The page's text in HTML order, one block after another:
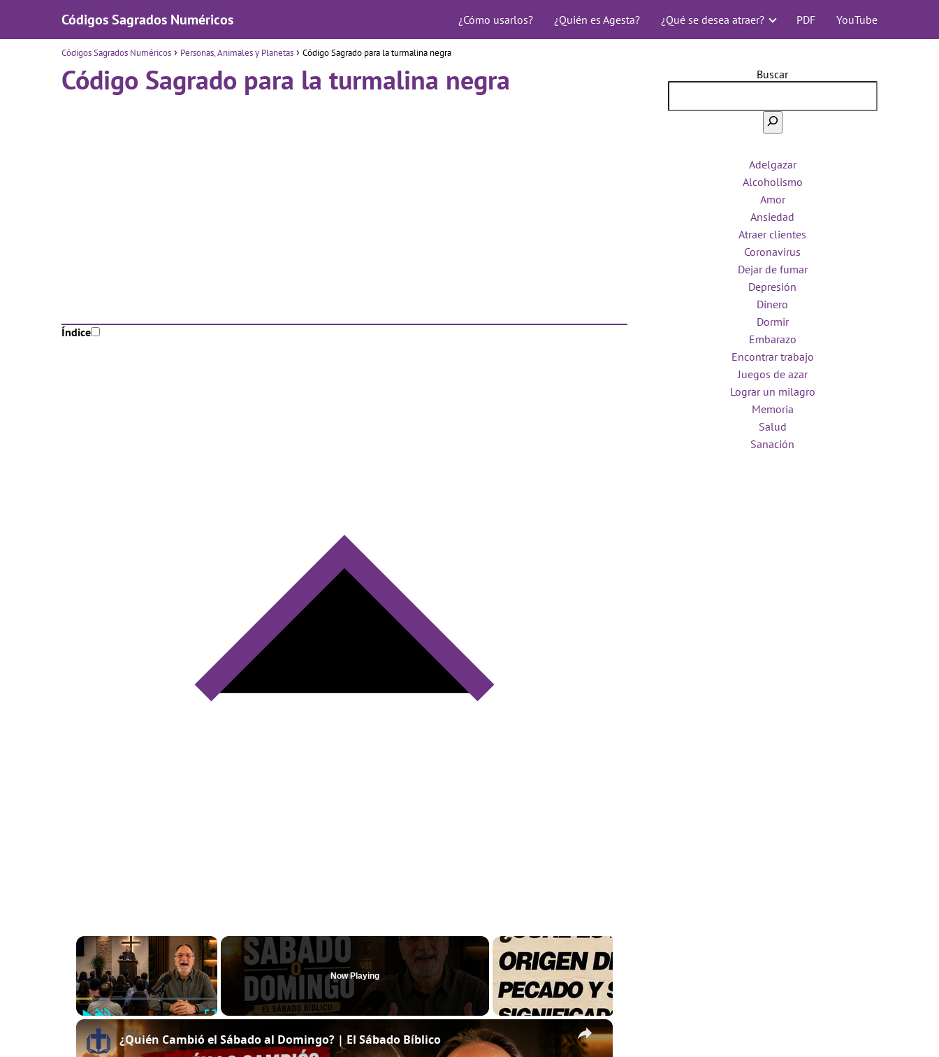
Códigos Sagrados Numéricos ¿Cómo usarlos? ¿Quién es Agesta? ¿Qué se desea atraer? PDF YouTube
Códigos Sagrados Numéricos Personas, Animales y Planetas Código Sagrado para la turmalina negra
Código Sagrado para la turmalina negra
Índice
×
PlayUnmute Fullscreen
Now Playing
×
¿Quién Cambió el Sábado al Domingo? | El Sábado Bíblico
Buscar
Adelgazar
Alcoholismo
Amor
Ansiedad
Atraer clientes
Coronavirus
Dejar de fumar
Depresión
Dinero
Dormir
Embarazo
Encontrar trabajo
Juegos de azar
Lograr un milagro
Memoria
Salud
Sanación